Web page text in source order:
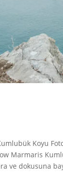
Koyu
Marmaris
ve dokusuna